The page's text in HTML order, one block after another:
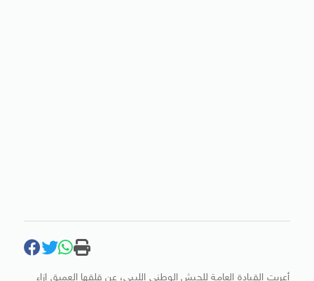
أعربت القيادة العامة للجيش الوطني الليبي، عن قلقها العميق إزاء